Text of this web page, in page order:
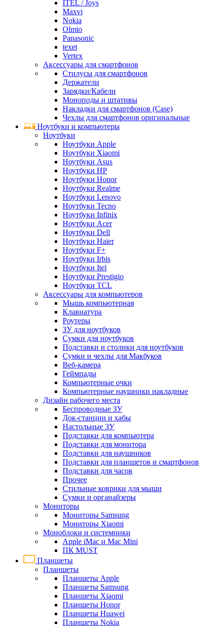
ITEL / Joys
Maxvi
Nokia
Olmio
Panasonic
texet
Vertex
Аксессуары для смартфонов
Стилусы для смартфонов
Держатели
Зарядки/Кабели
Моноподы и штативы
Накладки для смартфонов (Case)
Чехлы для смартфонов оригинальные
Ноутбуки и компьютеры
Ноутбуки
Ноутбуки Apple
Ноутбуки Xiaomi
Ноутбуки Asus
Ноутбуки HP
Ноутбуки Honor
Ноутбуки Realme
Ноутбуки Lenovo
Ноутбуки Tecno
Ноутбуки Infinix
Ноутбуки Acer
Ноутбуки Dell
Ноутбуки Haier
Ноутбуки F+
Ноутбуки Irbis
Ноутбуки Itel
Ноутбуки Prestigio
Ноутбуки TCL
Аксессуары для компьютеров
Мышь компьютерная
Клавиатура
Роутеры
ЗУ для ноутбуков
Сумки для ноутбуков
Подставки и столики для ноутбуков
Сумки и чехлы для Макбуков
Веб-камера
Геймпады
Компьютерные очки
Компьютерные наушники накладные
Дизайн рабочего места
Беспроводные ЗУ
Док-станции и хабы
Настольные ЗУ
Подставки для компьютера
Подставки для монитора
Подставки для наушников
Подставки для планшетов и смартфонов
Подставки для часов
Прочее
Стильные коврики для мыши
Сумки и органайзеры
Мониторы
Мониторы Samsung
Мониторы Xiaomi
Моноблоки и системники
Apple iMac и Mac Mini
ПК MUST
Планшеты
Планшеты
Планшеты Apple
Планшеты Samsung
Планшеты Xiaomi
Планшеты Honor
Планшеты Huawei
Планшеты Nokia